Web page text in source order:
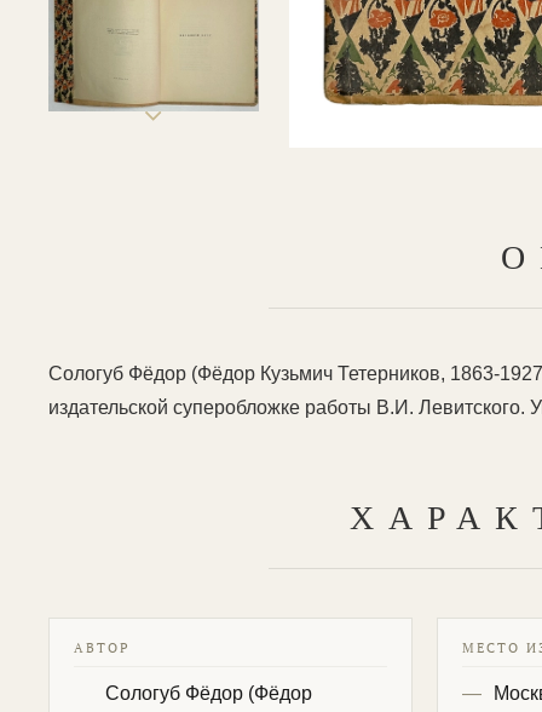
Сологуб Фёдор (Фёдор Кузьмич Тетерников, 1863-
издательской суперобложке работы В.И.
АВТОР
Сологуб Фёдор (Фёдор
МЕСТО